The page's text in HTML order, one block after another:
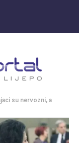
su nervozni, a